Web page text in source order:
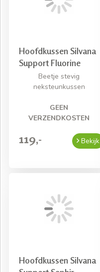
Hoofdkussen Silvana
Support Fluorine
Beetje stevig
neksteunkussen
GEEN
VERZENDKOSTEN
119,- Bekijk
Hoofdkussen Silvana